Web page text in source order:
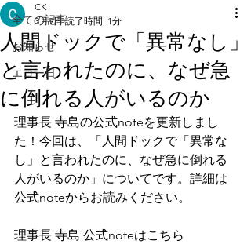
全ての記事
お知らせ
エコー日
人間ドックで「異常なし」
と言われたのに、なぜ急
に倒れる人がいるのか
CK
3月9日 読了時間: 1分
理事長 寺島の公式noteを更新しまし
た！今回は、「人間ドックで「異常な
し」と言われたのに、なぜ急に倒れる
人がいるのか」についてです。詳細は
公式noteからお読みください。
理事長 寺島 公式noteはこちら